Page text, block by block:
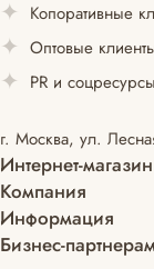
Копоративные
Оптовые
PR и
г. Москва, ул.
Интернет-магазин
Компания
Информация
Бизнес-